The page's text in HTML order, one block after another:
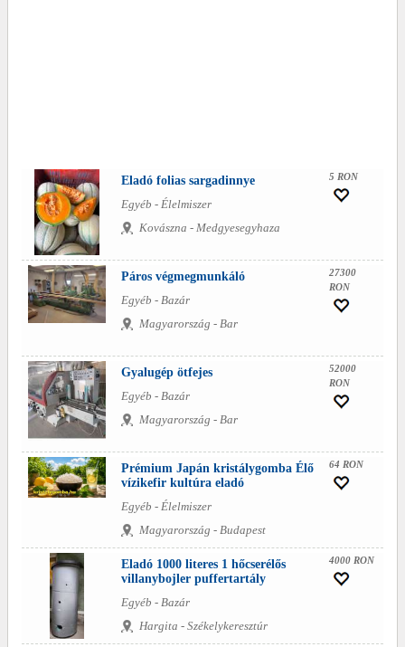
Eladó folias sargadinnye
Egyéb - Élelmiszer
Kovászna - Medgyesegyhaza
5 RON
Páros végmegmunkáló
Egyéb - Bazár
Magyarország - Bar
27300
RON
Gyalugép ötfejes
Egyéb - Bazár
Magyarország - Bar
52000
RON
Prémium Japán kristálygomba Élő
vízikefir kultúra eladó
Egyéb - Élelmiszer
Magyarország - Budapest
64 RON
Eladó 1000 literes 1 hőcserélős
villanybojler puffertartály
Egyéb - Bazár
Hargita - Székelykeresztúr
4000 RON